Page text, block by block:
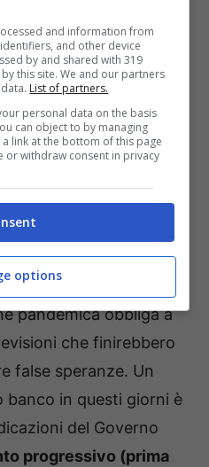
ci consente di vivere
e ansia per il
il Professore
di Israele e del Regno
vaccinale massiva
i decessi), ma
pandemica obbliga a
che finirebbero
false speranze. Un
banco in questi giorni è
del Governo
progressivo (prima
and information from
and other device
by and shared with 319
this site. We and our partners
List of partners.
personal data on the basis
can object to by managing
link at the bottom of this page
or withdraw consent in privacy
options